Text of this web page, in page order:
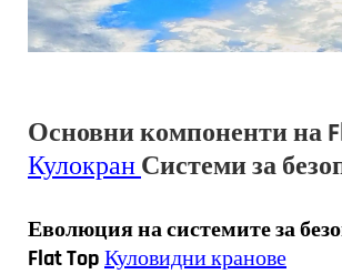
Основни компоненти на
Кулокран Системи за
Еволюция на системите за
Flat TopКуловидни кранове